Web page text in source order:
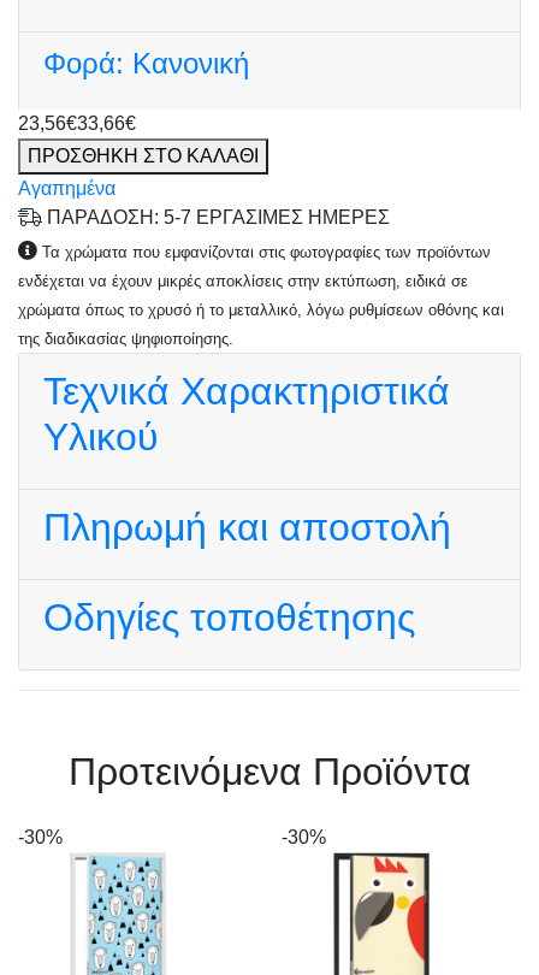
Φορά: Κανονική
23,56€33,66€
ΠΡΟΣΘΗΚΗ ΣΤΟ ΚΑΛΑΘΙ
Αγαπημένα
ΠΑΡΑΔΟΣΗ: 5-7 ΕΡΓΑΣΙΜΕΣ ΗΜΕΡΕΣ
Τα χρώματα που εμφανίζονται στις φωτογραφίες των προϊόντων
ενδέχεται να έχουν μικρές αποκλίσεις στην εκτύπωση, ειδικά σε
χρώματα όπως το χρυσό ή το μεταλλικό, λόγω ρυθμίσεων οθόνης και
της διαδικασίας ψηφιοποίησης.
Τεχνικά Χαρακτηριστικά
Υλικού
Πληρωμή και αποστολή
Οδηγίες τοποθέτησης
Πρoτεινόμενα Προϊόντα
-30% -30%